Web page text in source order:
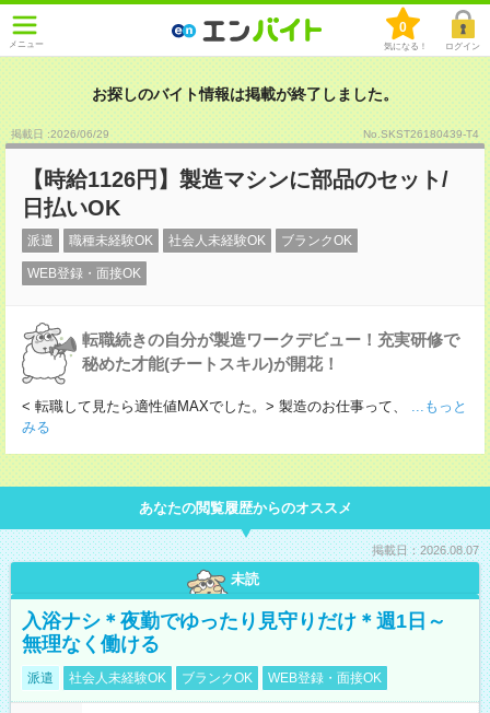
メニュー
0
気になる！ ログイン
お探しのバイト情報は掲載が終了しました。
掲載日 :2026/06/29 No.SKST26180439-T4
【時給1126円】製造マシンに部品のセット/
日払いOK
派遣 職種未経験OK 社会人未経験OK ブランクOK
WEB登録・面接OK
転職続きの自分が製造ワークデビュー！充実研修で
秘めた才能(チートスキル)が開花！
< 転職して見たら適性値MAXでした。> 製造のお仕事って、
...もっと
みる
あなたの閲覧履歴からのオススメ
掲載日：2026.08.07
未読
入浴ナシ＊夜勤でゆったり見守りだけ＊週1日～
無理なく働ける
派遣 社会人未経験OK ブランクOK WEB登録・面接OK